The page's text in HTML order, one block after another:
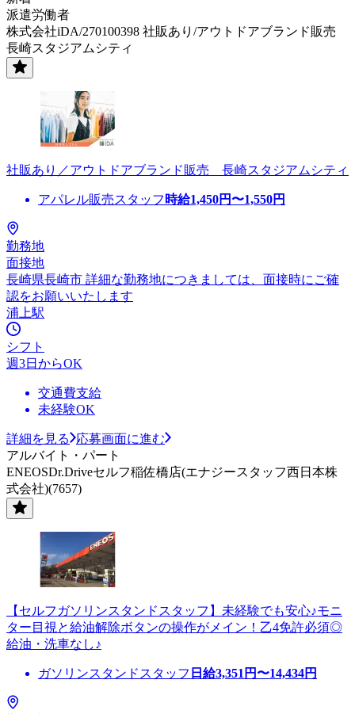
派遣労働者
株式会社iDA/270100398 社販あり/アウトドアブランド販売
長崎スタジアムシティ
社販あり／アウトドアブランド販売 長崎スタジアムシティ
アパレル販売スタッフ 時給1,450円〜1,550円
勤務地
面接地
長崎県長崎市 詳細な勤務地につきましては、面接時にご確
認をお願いいたします
浦上駅
シフト
週3日からOK
交通費支給
未経験OK
詳細を見る
応募画面に進む
アルバイト・パート
ENEOSDr.Driveセルフ稲佐橋店(エナジースタッフ西日本株
式会社)(7657)
【セルフガソリンスタンドスタッフ】未経験でも安心♪モニ
ター目視と給油解除ボタンの操作がメイン！乙4免許必須◎
給油・洗車なし♪
ガソリンスタンドスタッフ 日給3,351 円〜14,434円